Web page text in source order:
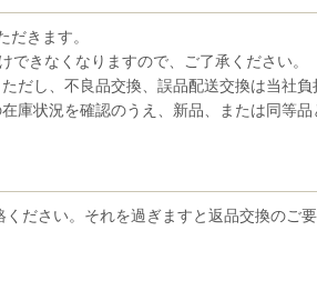
きます。
きなくなりますので、ご了承ください。
だし、不良品交換、誤品配送交換は当社負
庫状況を確認のうえ、新品、または同等品
ださい。それを過ぎますと返品交換のご